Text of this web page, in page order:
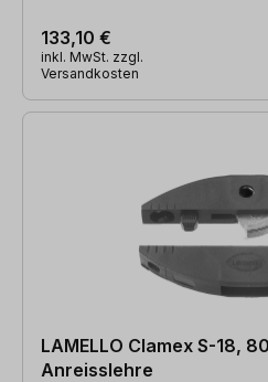
133,10 €
inkl. MwSt. zzgl.
Versandkosten
LAMELLO Clamex S-18,
Anreisslehre